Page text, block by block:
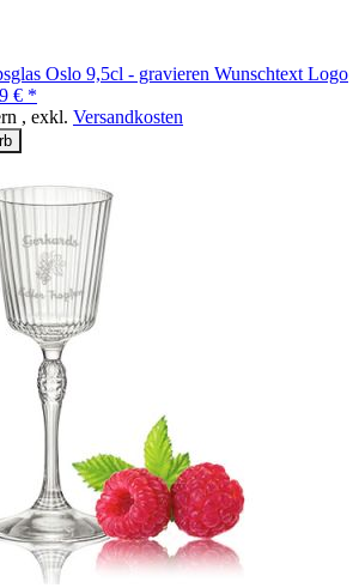
Oslo 9,5cl - gravieren Wunschtext Logo
€ *
, exkl. Versandkosten